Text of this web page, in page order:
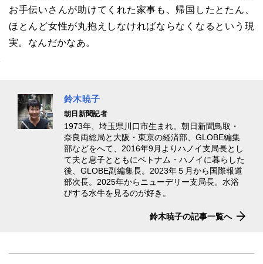
お手伝いさんが助けてくれた家事も、帰国したとたん、
ほとんど女性が丸抱えしなければならなくなるという現
実。なんだかなあ。
鈴木暁子
朝日新聞記者
1973年、埼玉県川口市生まれ。朝日新聞鳥取・
奈良両総局と大阪・東京の経済部、GLOBE編集
部などをへて、2016年9月よりハノイ支局長とし
て夫と息子とともにベトナム・ハノイに暮らした
後、GLOBE副編集長。2023年５月から国際報道
部次長。2025年からニューデリー支局長。水浴
びする水牛を見るのが好き。
鈴木暁子の記事一覧へ